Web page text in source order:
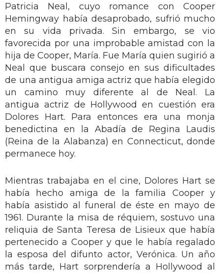
Patricia Neal, cuyo romance con Cooper
Hemingway había desaprobado, sufrió mucho
en su vida privada. Sin embargo, se vio
favorecida por una improbable amistad con la
hija de Cooper, María. Fue María quien sugirió a
Neal que buscara consejo en sus dificultades
de una antigua amiga actriz que había elegido
un camino muy diferente al de Neal. La
antigua actriz de Hollywood en cuestión era
Dolores Hart. Para entonces era una monja
benedictina en la Abadía de Regina Laudis
(Reina de la Alabanza) en Connecticut, donde
permanece hoy.
Mientras trabajaba en el cine, Dolores Hart se
había hecho amiga de la familia Cooper y
había asistido al funeral de éste en mayo de
1961. Durante la misa de réquiem, sostuvo una
reliquia de Santa Teresa de Lisieux que había
pertenecido a Cooper y que le había regalado
la esposa del difunto actor, Verónica. Un año
más tarde, Hart sorprendería a Hollywood al